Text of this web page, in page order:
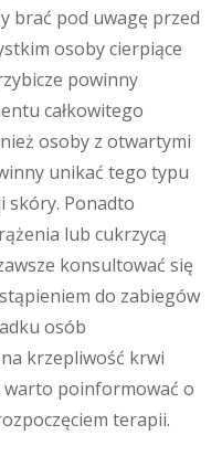
brać pod uwagę przed
osoby cierpiące
powinny
całkowitego
osoby z otwartymi
unikać tego typu
skóry. Ponadto
lub cukrzycą
konsultować się
do zabiegów
osób
krzepliwość krwi
warto poinformować o
terapii.